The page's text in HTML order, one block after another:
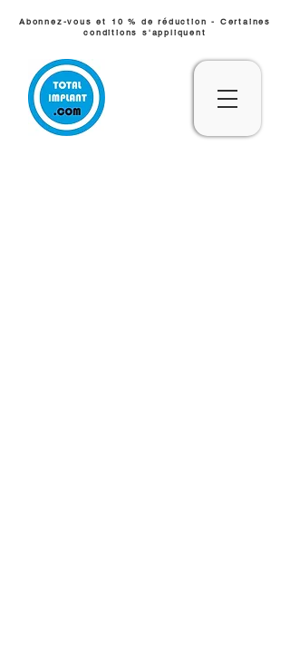
Abonnez-vous et 10 % de réduction - Certaines
conditions s'appliquent